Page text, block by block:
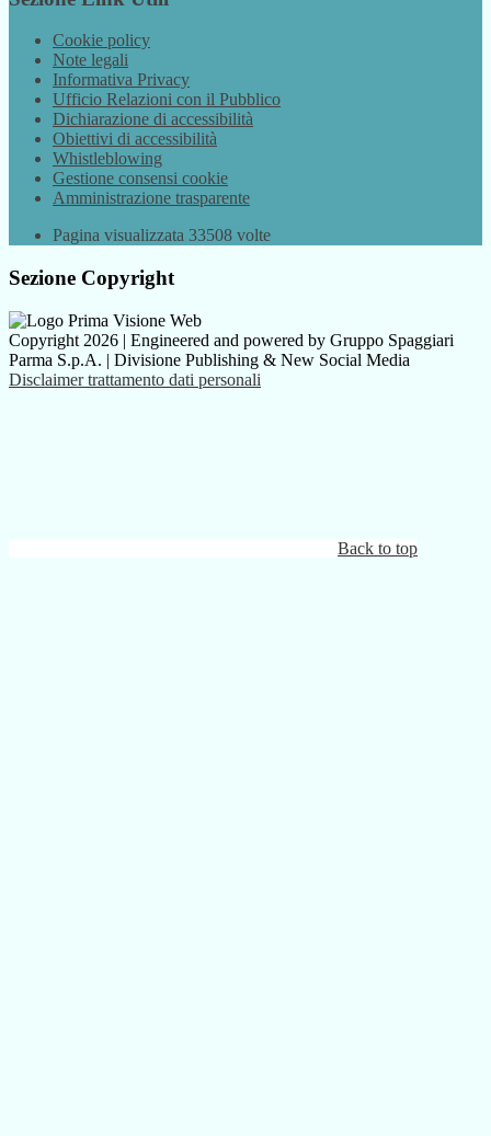
Cookie policy
Note legali
Informativa Privacy
Ufficio Relazioni con il Pubblico
Dichiarazione di accessibilità
Obiettivi di accessibilità
Whistleblowing
Gestione consensi cookie
Amministrazione trasparente
Pagina visualizzata 33508 volte
Sezione Copyright
Copyright 2026 | Engineered and powered by Gruppo Spaggiari
Parma S.p.A. | Divisione Publishing & New Social Media
Disclaimer trattamento dati personali
Back to top